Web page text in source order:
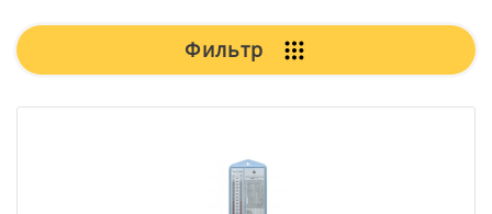
Фильтр